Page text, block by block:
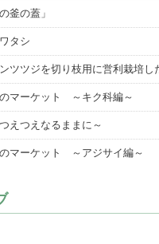
釜の蓋」
タシ
ツツジを切り枝用に営利栽培し
マーケット ～キク科編～
えつえなるままに～
マーケット ～アジサイ編～